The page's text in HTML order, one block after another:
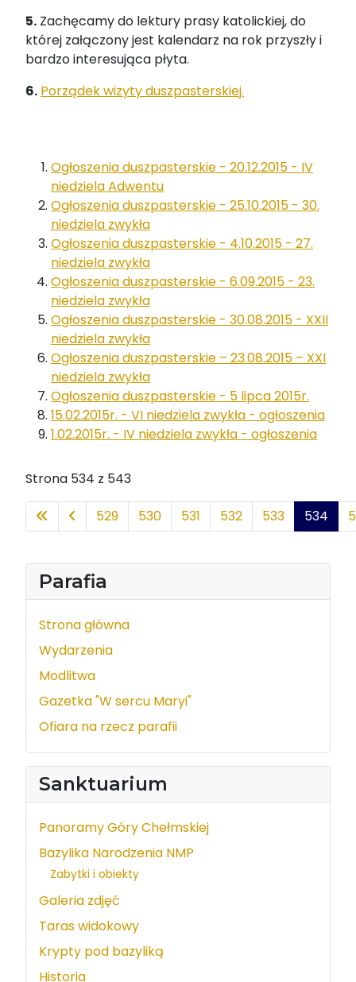
Parafia
Strona główna
Wydarzenia
Modlitwa
Gazetka "W sercu Maryi"
Ofiara na rzecz parafii
Sanktuarium
Panoramy Góry Chełmskiej
Bazylika Narodzenia NMP
Zabytki i obiekty
Galeria zdjęć
Taras widokowy
Krypty pod bazyliką
Historia
5. Zachęcamy do lektury prasy katolickiej, do
której załączony jest kalendarz na rok przyszły i
bardzo interesująca płyta.
6. Porządek wizyty duszpasterskiej.
Ogłoszenia duszpasterskie - 20.12.2015 - IV
niedziela Adwentu
Ogłoszenia duszpasterskie - 25.10.2015 - 30.
niedziela zwykła
Ogłoszenia duszpasterskie - 4.10.2015 - 27.
niedziela zwykła
Ogłoszenia duszpasterskie - 6.09.2015 - 23.
niedziela zwykła
Ogłoszenia duszpasterskie - 30.08.2015 - XXII
niedziela zwykła
Ogłoszenia duszpasterskie – 23.08.2015 – XXI
niedziela zwykła
Ogłoszenia duszpasterskie - 5 lipca 2015r.
15.02.2015r. - VI niedziela zwykła - ogłoszenia
1.02.2015r. - IV niedziela zwykła - ogłoszenia
Strona 534 z 543
529 530 531 532 533 534